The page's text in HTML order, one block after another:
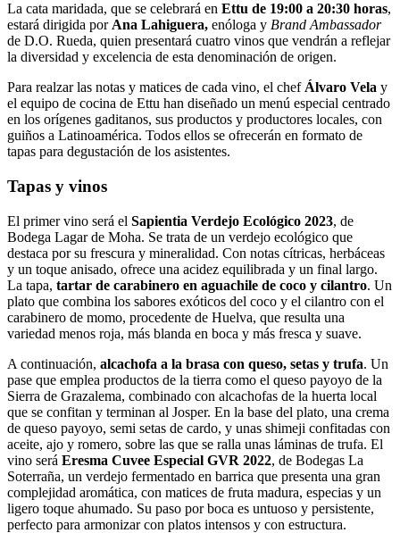
La cata maridada, que se celebrará en Ettu de 19:00 a 20:30 horas,
estará dirigida por Ana Lahiguera, enóloga y Brand Ambassador
de D.O. Rueda, quien presentará cuatro vinos que vendrán a reflejar
la diversidad y excelencia de esta denominación de origen.
Para realzar las notas y matices de cada vino, el chefÁlvaro Vela y
el equipo de cocina de Ettu han diseñado un menú especial centrado
en los orígenes gaditanos, sus productos y productores locales, con
guiños a Latinoamérica. Todos ellos se ofrecerán en formato de
tapas para degustación de los asistentes.
Tapas y vinos
El primer vino será el Sapientia Verdejo Ecológico 2023, de
Bodega Lagar de Moha. Se trata de un verdejo ecológico que
destaca por su frescura y mineralidad. Con notas cítricas, herbáceas
y un toque anisado, ofrece una acidez equilibrada y un final largo.
La tapa, tartar de carabinero en aguachile de coco y cilantro. Un
plato que combina los sabores exóticos del coco y el cilantro con el
carabinero de momo, procedente de Huelva, que resulta una
variedad menos roja, más blanda en boca y más fresca y suave.
A continuación, alcachofa a la brasa con queso, setas y trufa. Un
pase que emplea productos de la tierra como el queso payoyo de la
Sierra de Grazalema, combinado con alcachofas de la huerta local
que se confitan y terminan al Josper. En la base del plato, una crema
de queso payoyo, semi setas de cardo, y unas shimeji confitadas con
aceite, ajo y romero, sobre las que se ralla unas láminas de trufa. El
vino será Eresma Cuvee Especial GVR 2022, de Bodegas La
Soterraña, un verdejo fermentado en barrica que presenta una gran
complejidad aromática, con matices de fruta madura, especias y un
ligero toque ahumado. Su paso por boca es untuoso y persistente,
perfecto para armonizar con platos intensos y con estructura.